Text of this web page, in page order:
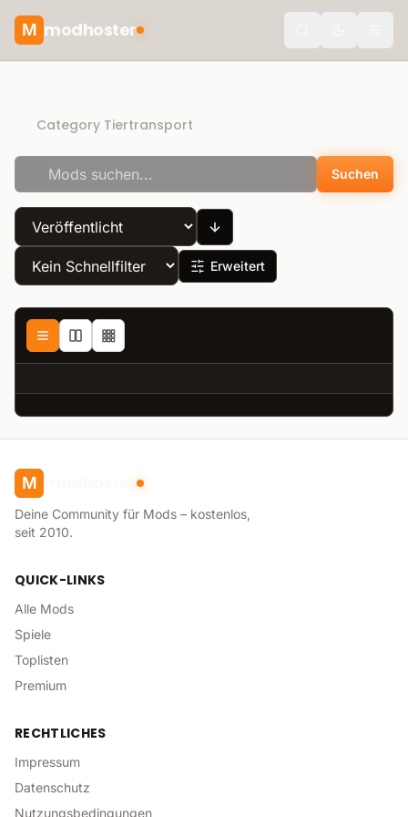
M modhoster
Category Tiertransport
Suchen
Erweitert
M
Deine Community für Mods – kostenlos,
seit 2010.
QUICK-LINKS
Alle Mods
Spiele
Toplisten
Premium
RECHTLICHES
Impressum
Datenschutz
Nutzungsbedingungen